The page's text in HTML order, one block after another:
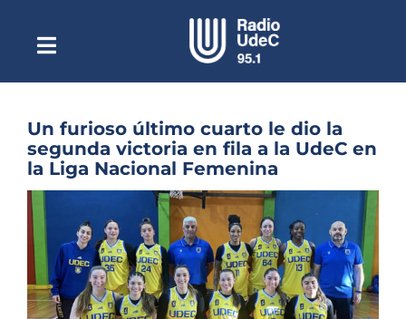
contenidoToggle
NavigationEscuchar Radio UdeC en vivo
Quiénes Somos
Programación
Podcast
Noticias
Reportajes
Columnas
Un furioso último cuarto le dio la
segunda victoria en fila a la UdeC en
la Liga Nacional Femenina
Ver
imagen
más
grande